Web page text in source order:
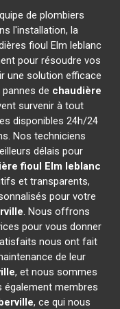
de plombiers
l'installation, la
fioul Elm leblanc
pour résoudre vos
une solution efficace
de chaudière
survenir à tout
disponibles 24h/24
Nos techniciens
délais pour
fioul Elm leblanc
et transparents,
pour votre
. Nous offrons
pour vous donner
nous ont fait
de leur
, et nous sommes
membres
, ce qui nous